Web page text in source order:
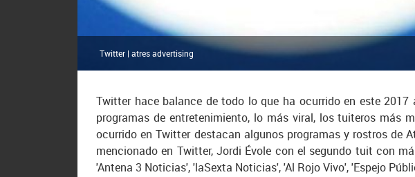
Twitter | atres advertising
Twitter hace balance de todo lo que ha ocurrido en este
programas de entretenimiento, lo más viral, los tuiteros más
ocurrido en Twitter destacan algunos programas y rostros de
mencionado en Twitter, Jordi Évole con el segundo tuit con
'Antena 3 Noticias', 'laSexta Noticias', 'Al Rojo Vivo', 'Espejo